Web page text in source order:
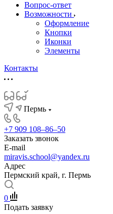
Вопрос-ответ
Возможности
Оформление
Кнопки
Иконки
Элементы
Контакты
Пермь
+7 909 108‒86‒50
Заказать звонок
E-mail
miravis.school@yandex.ru
Адрес
Пермский край, г. Пермь
0
Подать заявку